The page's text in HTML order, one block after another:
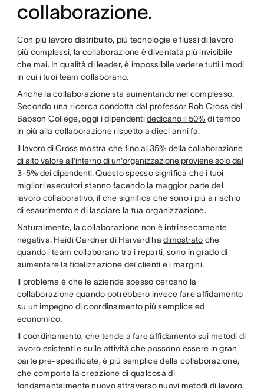
collaborazione.
Con più lavoro distribuito, più tecnologie e flussi di lavoro
più complessi, la collaborazione è diventata più invisibile
che mai. In qualità di leader, è impossibile vedere tutti i modi
in cui i tuoi team collaborano.
Anche la collaborazione sta aumentando nel complesso.
Secondo una ricerca condotta dal professor Rob Cross del
Babson College, oggi i dipendentidedicano il 50% di tempo
in più alla collaborazione rispetto a dieci anni fa.
Il lavoro di Crossmostra che fino al35% della collaborazione
di alto valore all'interno di un'organizzazione proviene solo dal
3-5% dei dipendenti. Questo spesso significa che i tuoi
migliori esecutori stanno facendo la maggior parte del
lavoro collaborativo, il che significa che sono i più a rischio
di esaurimentoe di lasciare la tua organizzazione.
Naturalmente, la collaborazione non è intrinsecamente
negativa. Heidi Gardner di Harvard hadimostrato che
quando i team collaborano tra i reparti, sono in grado di
aumentare la fidelizzazione dei clienti e i margini.
Il problema è che le aziende spesso cercano la
collaborazione quando potrebbero invece fare affidamento
su un impegno di coordinamento più semplice ed
economico.
Il coordinamento, che tende a fare affidamento sui metodi di
lavoro esistenti e sulle attività che possono essere in gran
parte pre-specificate, è più semplice della collaborazione,
che comporta la creazione di qualcosa di
fondamentalmente nuovo attraverso nuovi metodi di lavoro.